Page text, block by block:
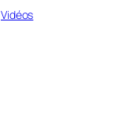
Vidéos